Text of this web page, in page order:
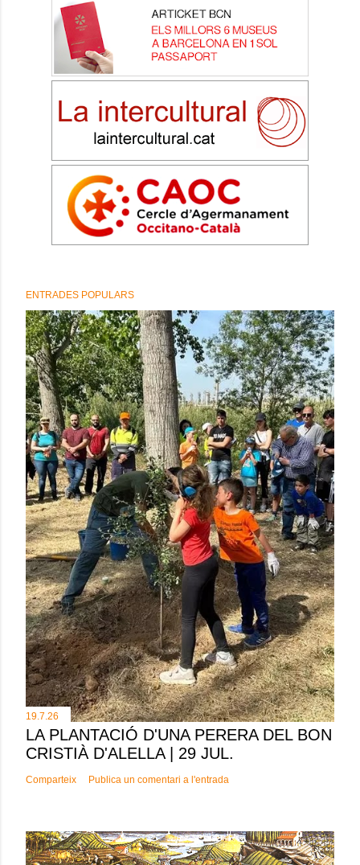
ENTRADES POPULARS
19.7.26
LA PLANTACIÓ D'UNA PERERA DEL BON
CRISTIÀ D'ALELLA | 29 JUL.
Comparteix Publica un comentari a l'entrada